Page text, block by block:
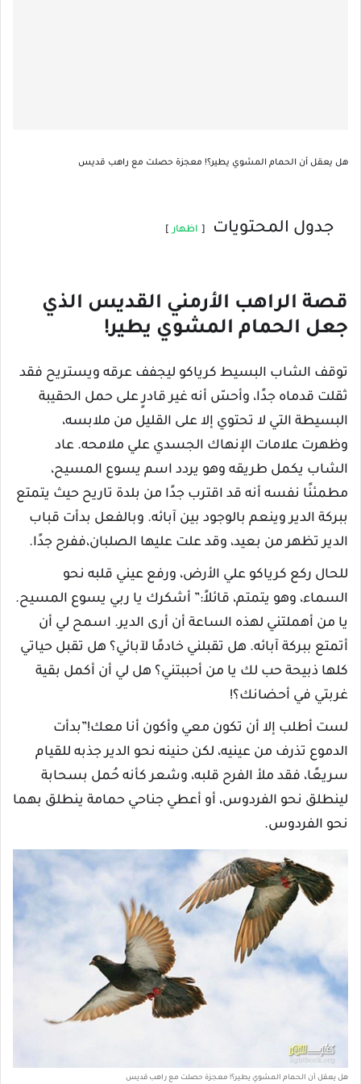
هل يعقل أن الحمام المشوي يطير؟! معجزة حصلت مع راهب قديس
جدول المحتويات اظهار
قصة الراهب الأرمني القديس الذي
جعل الحمام المشوي يطير!
توقف الشاب البسيط كرياكو ليجفف عرقه ويستريح فقد
ثقلت قدماه جدًا، وأحسّ أنه غير قادرٍ على حمل الحقيبة
البسيطة التي لا تحتوي إلا على القليل من ملابسه،
وظهرت علامات الإنهاك الجسدي علي ملامحه. عاد
الشاب يكمل طريقه وهو يردد اسم يسوع المسيح،
مطمئنًا نفسه أنه قد اقترب جدًا من بلدة تاريح حيث يتمتع
ببركة الدير وينعم بالوجود بين آبائه. وبالفعل بدأت قباب
الدير تظهر من بعيد، وقد علت عليها الصلبان،ففرح جدًا.
للحال ركع كرياكو علي الأرض، ورفع عيني قلبه نحو
السماء، وهو يتمتم، قائلاً:” أشكرك يا ربي يسوع المسيح.
يا من أهملتني لهذه الساعة أن أرى الدير. اسمح لي أن
أتمتع ببركة آبائه. هل تقبلني خادمًا لآبائي؟ هل تقبل حياتي
كلها ذبيحة حب لك يا من أحببتني؟ هل لي أن أكمل بقية
غربتي في أحضانك؟!
لست أطلب إلا أن تكون معي وأكون أنا معك!”بدأت
الدموع تذرف من عينيه، لكن حنينه نحو الدير جذبه للقيام
سريعًا، فقد ملأ الفرح قلبه، وشعر كأنه حُمل بسحابة
لينطلق نحو الفردوس، أو أعطي جناحي حمامة ينطلق بهما
نحو الفردوس.
هل يعقل أن الحمام المشوي يطير؟! معجزة حصلت مع راهب قديس